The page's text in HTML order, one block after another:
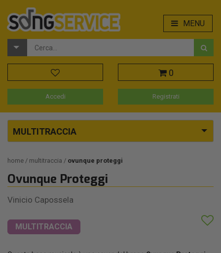
MENU
0
Accedi Registrati
MULTITRACCIA
home multitraccia ovunque proteggi
Ovunque Proteggi
Vinicio Capossela
MULTITRACCIA